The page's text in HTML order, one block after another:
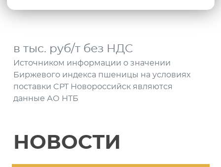
в тыс. руб/т без НДС
Источником информации о значении
Биржевого индекса пшеницы на условиях
поставки CPT Новороссийск являются
данные АО НТБ
НОВОСТИ